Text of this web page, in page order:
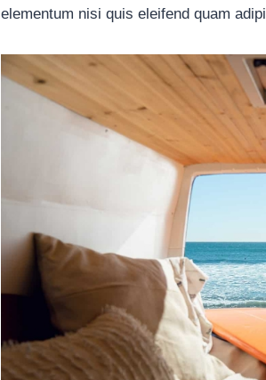
elementum nisi quis eleifend quam